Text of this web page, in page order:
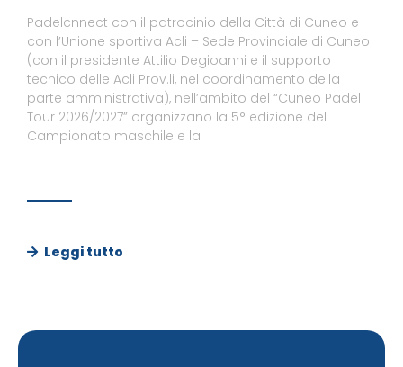
Padelcnnect con il patrocinio della Città di Cuneo e
con l’Unione sportiva Acli – Sede Provinciale di Cuneo
(con il presidente Attilio Degioanni e il supporto
tecnico delle Acli Prov.li, nel coordinamento della
parte amministrativa), nell’ambito del “Cuneo Padel
Tour 2026/2027” organizzano la 5° edizione del
Campionato maschile e la
Leggi tutto